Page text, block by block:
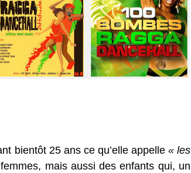
bientôt 25 ans ce qu’elle appelle « les
mais aussi des enfants qui, un